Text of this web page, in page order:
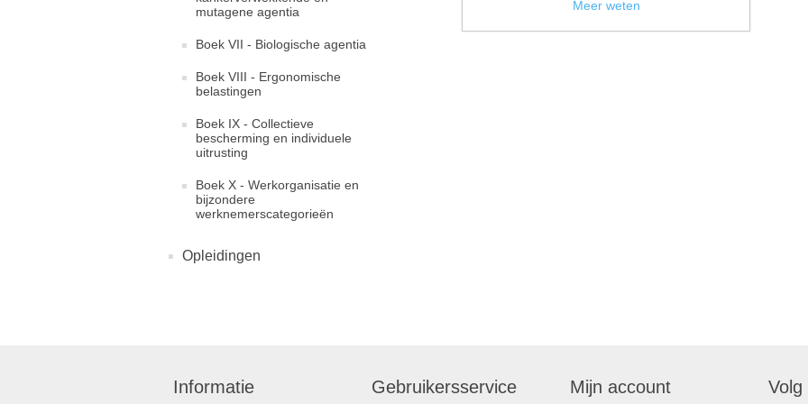
mutagene agentia
Boek VII - Biologische agentia
Boek VIII - Ergonomische
belastingen
Boek IX - Collectieve
bescherming en individuele
uitrusting
Boek X - Werkorganisatie en
bijzondere
werknemerscategorieën
Opleidingen
Informatie Gebruikersservice Mijn account Volg
Meer weten